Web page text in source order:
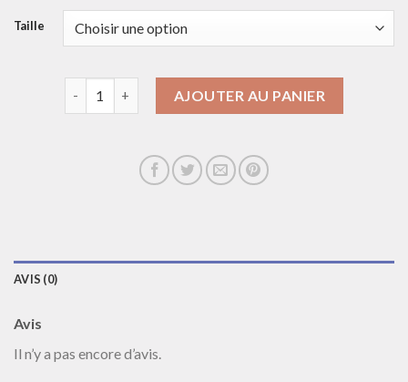
Taille
AJOUTER AU PANIER
AVIS (0)
Avis
Il n’y a pas encore d’avis.